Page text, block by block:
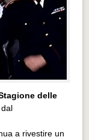
delle
dal
a rivestire un